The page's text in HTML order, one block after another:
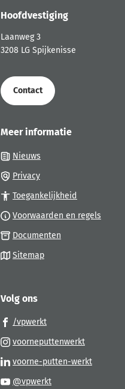
Hoofdvestiging
Laanweg 3
3208 LG Spijkenisse
Contact
Meer informatie
Nieuws
Privacy
Toegankelijkheid
Voorwaarden en regels
Documenten
Sitemap
Volg ons
/vpwerkt(Verwijst
naar
externe
website)
voorneputtenwerkt(Verwijst
naar
voorne-putten-werkt
@vpwerkt(Verwijst